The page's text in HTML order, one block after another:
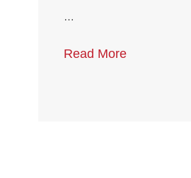
…
Read More